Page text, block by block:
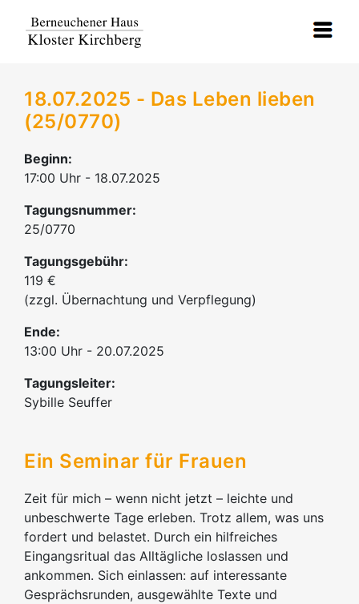
18.07.2025 - Das Leben lieben
(25/0770)
Beginn:
17:00 Uhr - 18.07.2025
Tagungsnummer:
25/0770
Tagungsgebühr:
119 €
(zzgl. Übernachtung und Verpflegung)
Ende:
13:00 Uhr - 20.07.2025
Tagungsleiter:
Sybille Seuffer
Ein Seminar für Frauen
Zeit für mich – wenn nicht jetzt – leichte und
unbeschwerte Tage erleben. Trotz allem, was uns
fordert und belastet. Durch ein hilfreiches
Eingangsritual das Alltägliche loslassen und
ankommen. Sich einlassen: auf interessante
Gesprächsrunden, ausgewählte Texte und